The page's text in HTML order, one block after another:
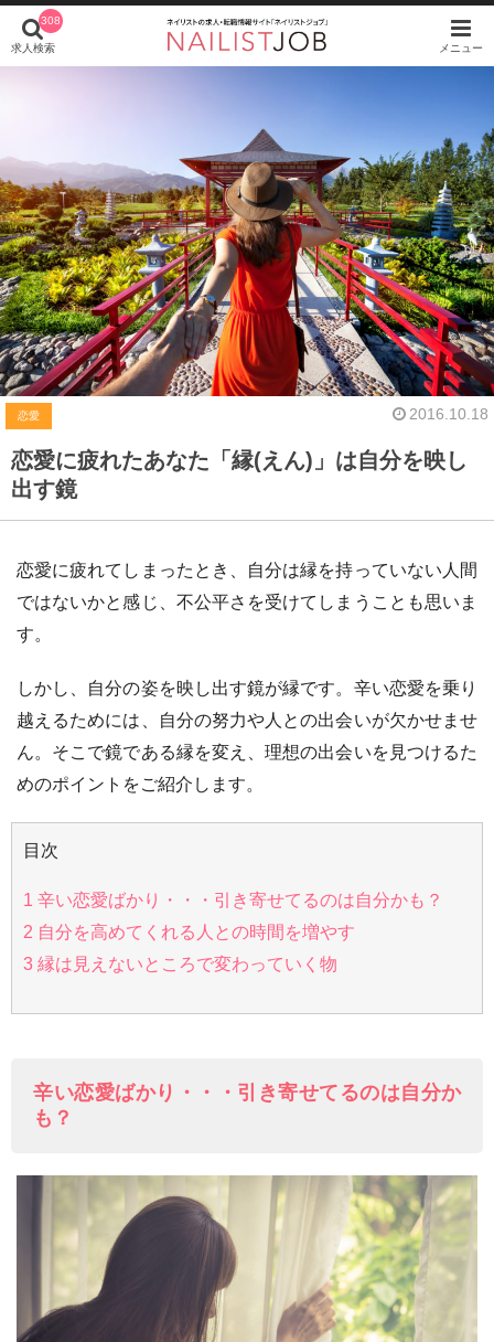
308
求人検索 メニュー
恋愛 2016.10.18
恋愛に疲れたあなた「縁(えん)」は自分を映し
出す鏡
恋愛に疲れてしまったとき、自分は縁を持っていない人間
ではないかと感じ、不公平さを受けてしまうことも思いま
す。
しかし、自分の姿を映し出す鏡が縁です。辛い恋愛を乗り
越えるためには、自分の努力や人との出会いが欠かせませ
ん。そこで鏡である縁を変え、理想の出会いを見つけるた
めのポイントをご紹介します。
目次
1 辛い恋愛ばかり・・・引き寄せてるのは自分かも？
2 自分を高めてくれる人との時間を増やす
3 縁は見えないところで変わっていく物
辛い恋愛ばかり・・・引き寄せてるのは自分か
も？